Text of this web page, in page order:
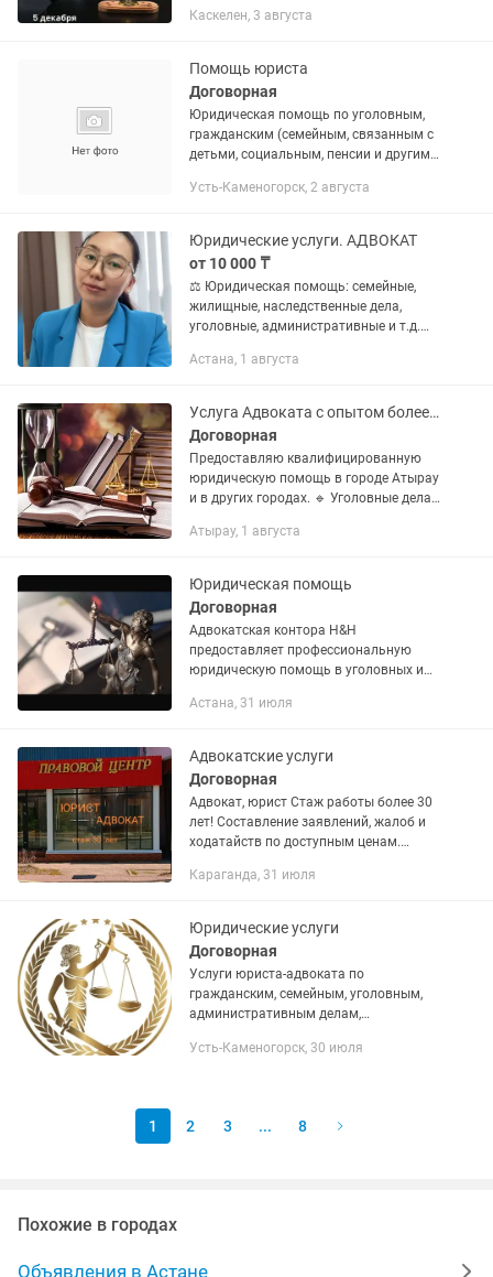
заявлений, жалоб, ходатайств.
Каскелен, 3 августа
Помощь юриста
Договорная
Юридическая помощь по уголовным,
гражданским (семейным, связанным с
детьми, социальным, пенсии и другим
административным делам, стаж
Усть-Каменогорск, 2 августа
Юридические услуги. АДВОКАТ
от 10 000 ₸
⚖️ Юридическая помощь: семейные,
жилищные, наследственные дела,
уголовные, административные и т.д.
суде.
Астана, 1 августа
Услуга Адвоката с опытом более 20 лет
Договорная
Предоставляю квалифицированную
юридическую помощь в городе Атырау
и в других городах. 🔹 Уголовные дела
всех судебных инстанциях. 🔹
Атырау, 1 августа
Юридическая помощь
Договорная
Адвокатская контора Н&H
предоставляет профессиональную
юридическую помощь в уголовных и
интересов всех сторон: потерпевших,
обвиняемых,...
Астана, 31 июля
Адвокатские услуги
Договорная
Адвокат, юрист Стаж работы более 30
лет! Составление заявлений, жалоб и
ходатайств по доступным ценам.
протоколов, договоров аренды,
Караганда, 31 июля
Юридические услуги
Договорная
Услуги юриста-адвоката по
гражданским, семейным, уголовным,
административным делам,
представительство в государственных
Усть-Каменогорск, 30 июля
1 2 3 ... 8
Похожие в городах
Объявления в Астане